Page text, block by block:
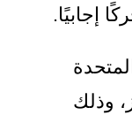
إجابيًا.
وذلك